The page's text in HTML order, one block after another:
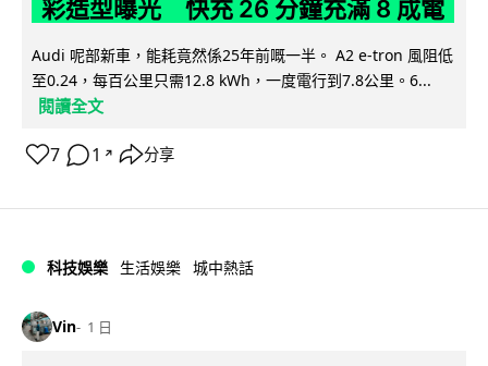
彩造型曝光 快充 26 分鐘充滿 8 成電
Audi 呢部新車，能耗竟然係25年前嘅一半。 A2 e-tron 風阻低
至0.24，每百公里只需12.8 kWh，一度電行到7.8公里。6...
閱讀全文
7 1 ↗ 分享
科技娛樂 生活娛樂 城中熱話
Vin 1 日